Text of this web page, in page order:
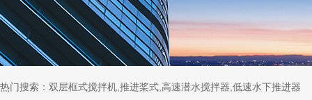
热门搜索：双层框式搅拌机,推进桨式,高速潜水搅拌器,低速水下推进器